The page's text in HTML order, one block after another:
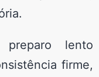
lento
firme,